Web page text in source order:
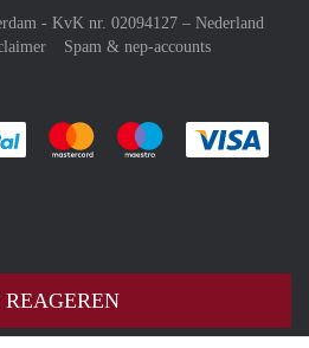
- KvK nr. 02094127 – Nederland
Spam & nep-accounts
Je rekent gemakkelijk af met Paypal
Je rekent gemakkelijk af met
Je rekent